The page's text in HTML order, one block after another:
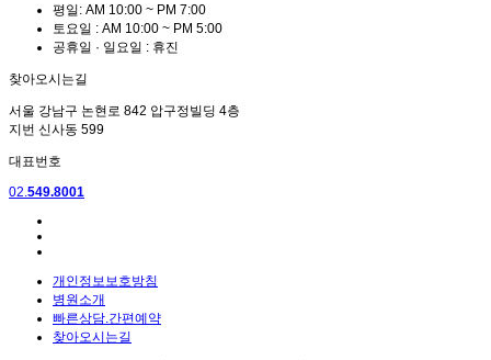
평일: AM 10:00 ~ PM 7:00
토요일 : AM 10:00 ~ PM 5:00
공휴일 · 일요일 : 휴진
찾아오시는길
서울 강남구 논현로 842 압구정빌딩 4층
지번 신사동 599
대표번호
02.549.8001
개인정보보호방침
병원소개
빠른상담.간편예약
찾아오시는길